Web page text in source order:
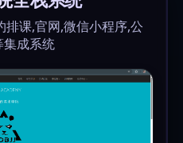
课,官网,微信小程序,公
集成系统